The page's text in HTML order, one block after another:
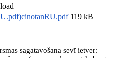
cinotanRU.pdf 119 kB
sagatavošana sevī ietver: